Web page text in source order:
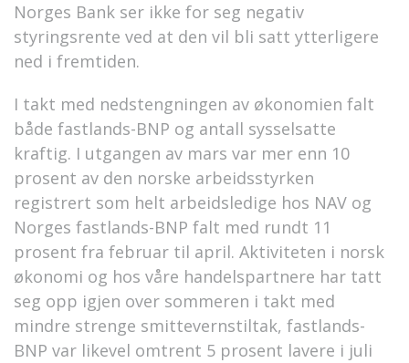
Norges Bank ser ikke for seg negativ
styringsrente ved at den vil bli satt ytterligere
ned i fremtiden.
I takt med nedstengningen av økonomien falt
både fastlands-BNP og antall sysselsatte
kraftig. I utgangen av mars var mer enn 10
prosent av den norske arbeidsstyrken
registrert som helt arbeidsledige hos NAV og
Norges fastlands-BNP falt med rundt 11
prosent fra februar til april. Aktiviteten i norsk
økonomi og hos våre handelspartnere har tatt
seg opp igjen over sommeren i takt med
mindre strenge smittevernstiltak, fastlands-
BNP var likevel omtrent 5 prosent lavere i juli